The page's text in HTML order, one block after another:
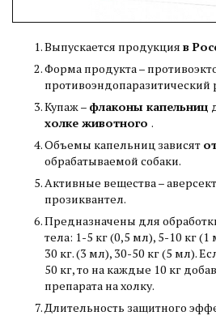
Выпускается продукция в
Форма продукта –
противоэндопаразитический
Купаж – флаконы капельниц
холке животного .
Объемы капельниц зависят
обрабатываемой собаки.
Активные вещества –
прозиквантел.
Предназначены для
тела: 1-5 кг (0,5 мл), 5-10 кг
30 кг. (3 мл), 30-50 кг (5 мл).
50 кг, то на каждые 10 кг
препарата на холку.
Длительность защитного